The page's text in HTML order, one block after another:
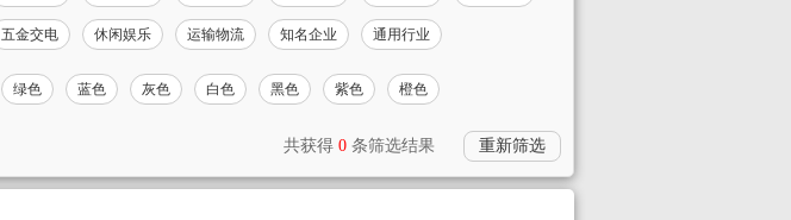
五金交电 休闲娱乐 运输物流 知名企业 通用行业
绿色 蓝色 灰色 白色 黑色 紫色 橙色
共获得 0 条筛选结果 重新筛选